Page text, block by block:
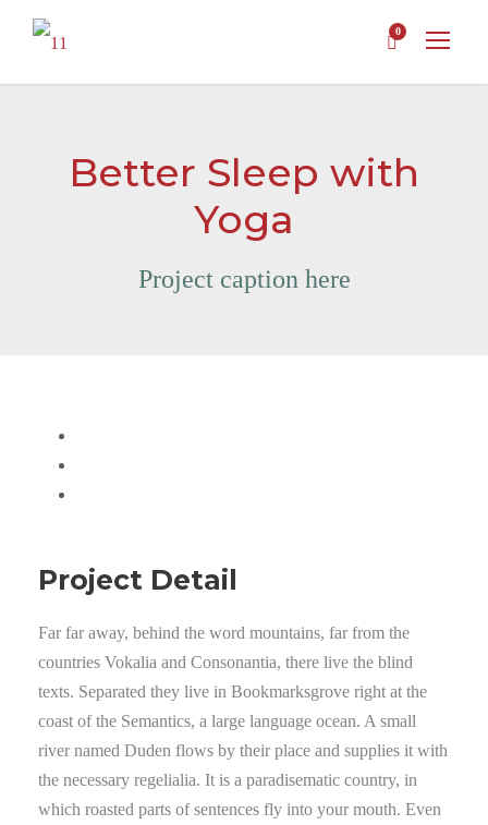
0
Better Sleep with
Yoga
Project caption here
Project Detail
Far far away, behind the word mountains, far from the
countries Vokalia and Consonantia, there live the blind
texts. Separated they live in Bookmarksgrove right at the
coast of the Semantics, a large language ocean. A small
river named Duden flows by their place and supplies it with
the necessary regelialia. It is a paradisematic country, in
which roasted parts of sentences fly into your mouth. Even